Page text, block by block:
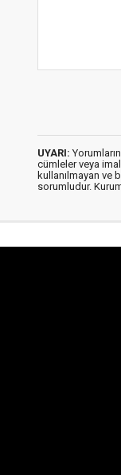
UYARI:
cümleler veya
kullanılmayan ve
sorumludur.